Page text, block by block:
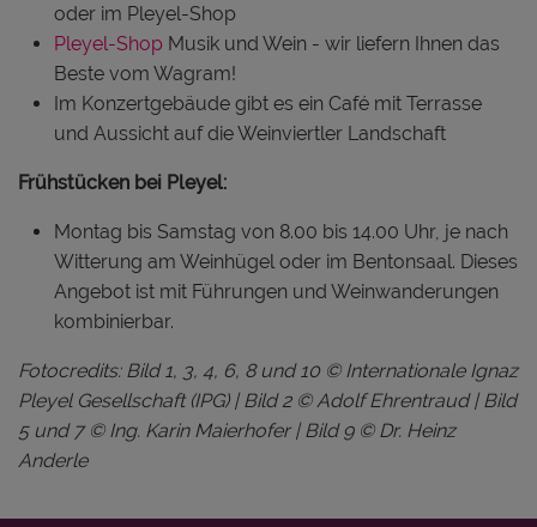
oder im Pleyel-Shop
Pleyel-Shop Musik und Wein - wir liefern Ihnen das
Beste vom Wagram!
Im Konzertgebäude gibt es ein Café mit Terrasse
und Aussicht auf die Weinviertler Landschaft
Frühstücken bei Pleyel:
Montag bis Samstag von 8.00 bis 14.00 Uhr, je nach
Witterung am Weinhügel oder im Bentonsaal. Dieses
Angebot ist mit Führungen und Weinwanderungen
kombinierbar.
Fotocredits: Bild 1, 3, 4, 6, 8 und 10 © Internationale Ignaz
Pleyel Gesellschaft (IPG) | Bild 2 © Adolf Ehrentraud | Bild
5 und 7 © Ing. Karin Maierhofer | Bild 9 © Dr. Heinz
Anderle